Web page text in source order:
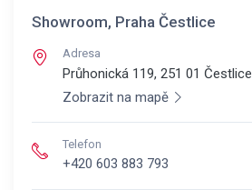
Showroom, Praha Čestlice
Adresa
Průhonická 119, 251 01 Čestlice
Zobrazit na mapě
Telefon
+420 603 883 793